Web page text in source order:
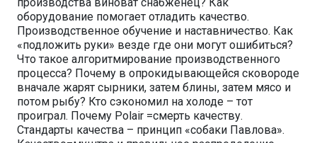
оборудование помогает отладить качество.
Производственное обучение и наставничество. Как
«подложить руки» везде где они могут ошибиться?
Что такое алгоритмирование производственного
процесса? Почему в опрокидывающейся сковороде
вначале жарят сырники, затем блины, затем мясо и
потом рыбу? Кто сэкономил на холоде – тот
проиграл. Почему Polair =смерть качеству.
Стандарты качества – принцип «собаки Павлова».